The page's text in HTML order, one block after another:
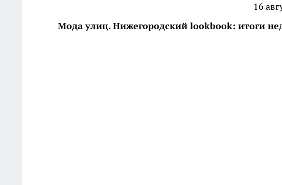
16
Мода улиц. Нижегородский lookbook: итоги